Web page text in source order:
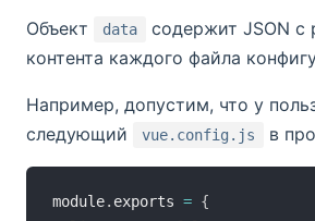
Объект data
содержит JSON с
контента каждого файла
Например, допустим, что у
следующий
vue.config.js в
module. exports = {